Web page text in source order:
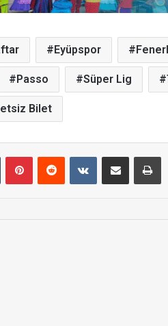
Eyüpspor
Passo Süper Lig
Bilet